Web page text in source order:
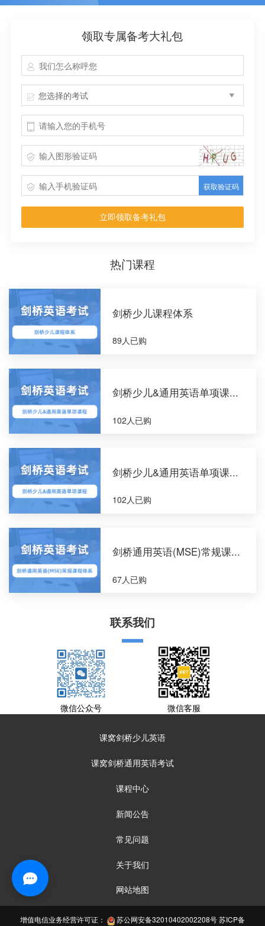
领取专属备考大礼包
您选择的考试
获取验证码
立即领取备考礼包
热门课程
剑桥少儿课程体系
89人已购
剑桥少儿&通用英语单项课...
102人已购
剑桥少儿&通用英语单项课...
102人已购
剑桥通用英语(MSE)常规课...
67人已购
联系我们
微信公众号 微信客服
课窝剑桥少儿英语
课窝剑桥通用英语考试
课程中心
新闻公告
常见问题
关于我们
网站地图
增值电信业务经营许可证： 苏公网安备32010402002208号苏ICP备